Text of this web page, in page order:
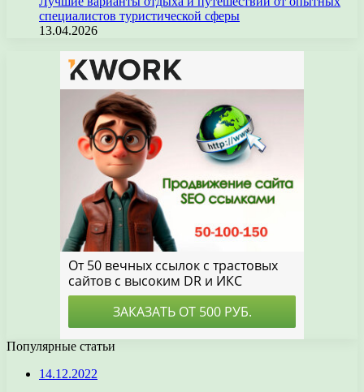
специалистов туристической сферы
13.04.2026
Популярные статьи
14.12.2022